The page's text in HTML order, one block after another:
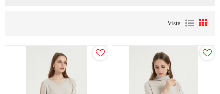
Vista